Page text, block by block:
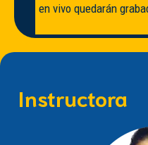
en vivo quedarán
Instructora